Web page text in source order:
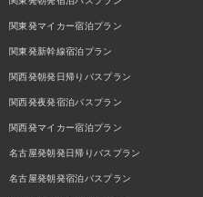
関東発マイカー宿泊プラン
関東発新幹線宿泊プラン
関西発朝発日帰りバスプラン
関西発夜発宿泊バスプラン
関西発マイカー宿泊プラン
名古屋発朝発日帰りバスプラン
名古屋発朝発宿泊バスプラン